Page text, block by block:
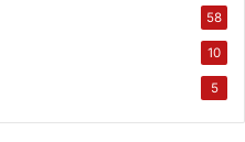
58
10
5